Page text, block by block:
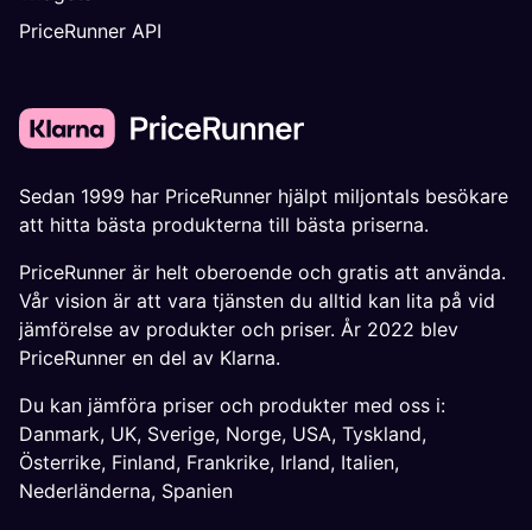
PriceRunner API
Sedan 1999 har PriceRunner hjälpt miljontals besökare
att hitta bästa produkterna till bästa priserna.
PriceRunner är helt oberoende och gratis att använda.
Vår vision är att vara tjänsten du alltid kan lita på vid
jämförelse av produkter och priser. År 2022 blev
PriceRunner en del av Klarna.
Du kan jämföra priser och produkter med oss i:
Danmark, UK, Sverige, Norge, USA, Tyskland,
Österrike, Finland, Frankrike, Irland, Italien,
Nederländerna, Spanien